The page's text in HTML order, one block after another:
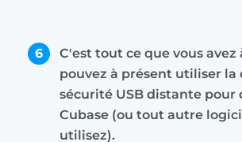
6
C'est tout ce que vous avez
pouvez à présent utiliser la
sécurité USB distante pour
Cubase (ou tout autre
utilisez).